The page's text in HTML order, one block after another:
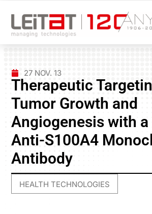
27 NOV. 13
Therapeutic
Tumor Growth and
Angiogenesis with a
Anti-S100A4
Antibody
HEALTH TECHNOLOGIES